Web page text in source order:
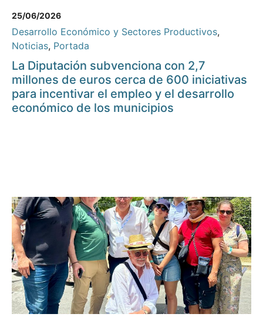
25/06/2026
Desarrollo Económico y Sectores Productivos,
Noticias, Portada
La Diputación subvenciona con 2,7
millones de euros cerca de 600 iniciativas
para incentivar el empleo y el desarrollo
económico de los municipios